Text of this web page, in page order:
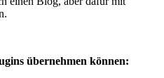
übernehmen können: